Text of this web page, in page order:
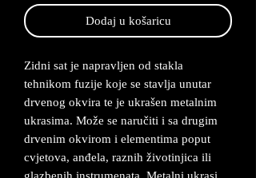
Dodaj u košaricu
Zidni sat je napravljen od stakla
tehnikom fuzije koje se stavlja unutar
drvenog okvira te je ukrašen metalnim
ukrasima. Može se naručiti i sa drugim
drvenim okvirom i elementima poput
cvjetova, anđela, raznih životinjica ili